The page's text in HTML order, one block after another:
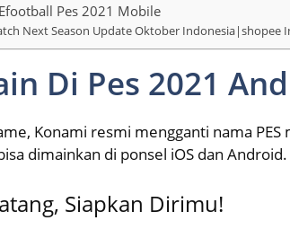
Pes 2021 Mobile
Next Season Update Oktober Indonesia|shopee
Di Pes 2021
Konami resmi mengganti nama PES
dimainkan di ponsel iOS dan Android.
Siapkan Dirimu!